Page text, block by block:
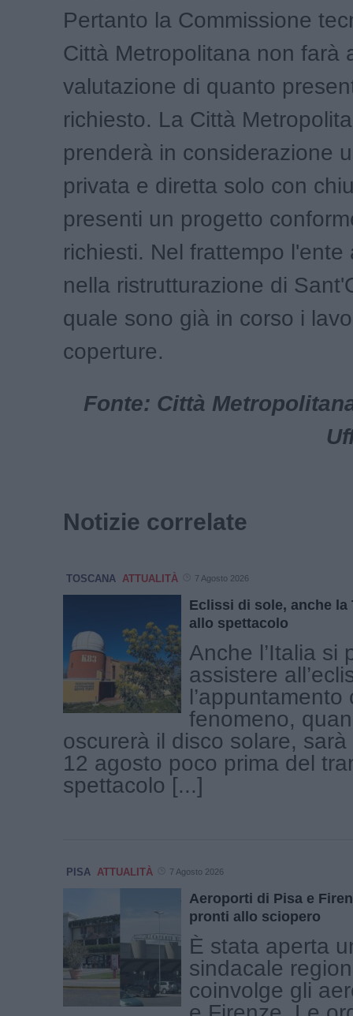
Pertanto la Commissione
Città Metropolitana non farà
valutazione di quanto
richiesto. La Città
prenderà in considerazione
privata e diretta solo con
presenti un progetto
richiesti. Nel frattempo l'ente
nella ristrutturazione di
quale sono già in corso i
coperture.
Fonte: Città
Notizie correlate
TOSCANA ATTUALITÀ 7 Agosto 2026
Eclissi di sole, anche la
allo spettacolo
Anche l’Italia si
assistere
l’appuntamento
fenomeno,
oscurerà il disco solare,
12 agosto poco prima del
spettacolo [...]
PISA ATTUALITÀ 7 Agosto 2026
Aeroporti di Pisa e
pronti allo sciopero
È stata aperta
sindacale
coinvolge gli